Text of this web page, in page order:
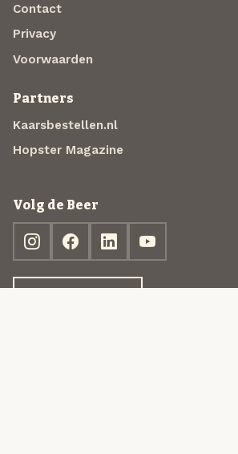
Contact
Privacy
Voorwaarden
Partners
Kaarsbestellen.nl
Hopster Magazine
Volg de Beer